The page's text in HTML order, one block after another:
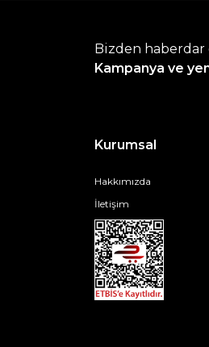
Bizden haberdar
Kampanya ve
Kurumsal
Hakkımızda
İletişim